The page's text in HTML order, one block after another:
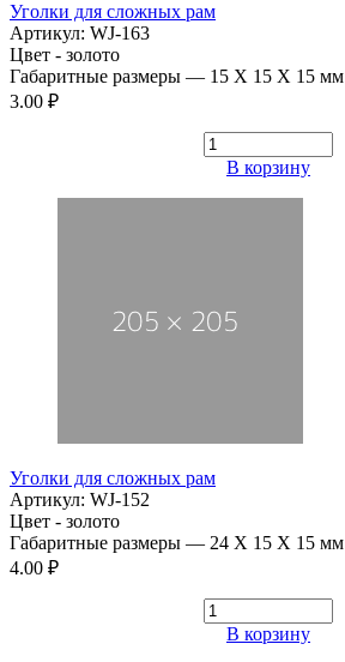
Уголки для сложных рам
Артикул: WJ-163
Цвет - золото
Габаритные размеры — 15 Х 15 Х 15 мм
3.00 ₽
В корзину
Уголки для сложных рам
Артикул: WJ-152
Цвет - золото
Габаритные размеры — 24 Х 15 Х 15 мм
4.00 ₽
В корзину